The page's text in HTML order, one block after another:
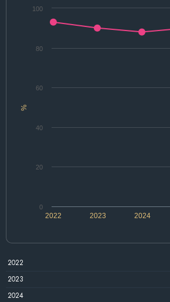
%
2022 2024
2023
0
20
40
60
80
100
2022
2023
2024